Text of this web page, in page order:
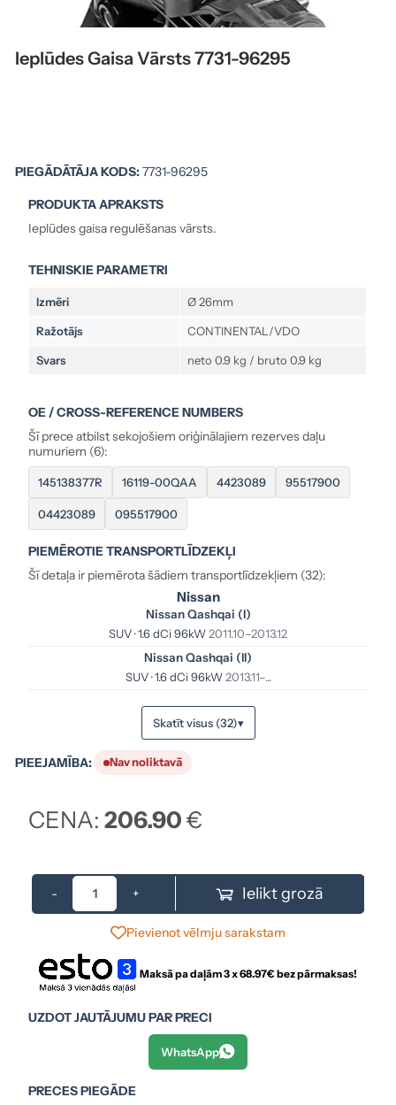
Ieplūdes Gaisa Vārsts 7731-96295
PIEGĀDĀTĀJA KODS:7731-96295
PRODUKTA APRAKSTS
Ieplūdes gaisa regulēšanas vārsts.
TEHNISKIE PARAMETRI
Izmēri Ø 26mm
Ražotājs CONTINENTAL/VDO
Svars neto 0.9 kg / bruto 0.9 kg
OE / CROSS-REFERENCE NUMBERS
Šī prece atbilst sekojošiem oriģinālajiem rezerves daļu
numuriem (6):
145138377R 16119-00QAA 4423089 95517900
04423089 095517900
PIEMĒROTIE TRANSPORTLĪDZEKĻI
Šī detaļa ir piemērota šādiem transportlīdzekļiem (32):
Nissan
Nissan Qashqai (I)
SUV · 1.6 dCi 96kW2011.10–2013.12
Nissan Qashqai (II)
SUV · 1.6 dCi 96kW 2013.11–...
Skatīt visus (32)▾
PIEEJAMĪBA: Nav noliktavā
CENA:206.90€
- + Ielikt grozā
Pievienot vēlmju sarakstam
Maksā pa daļām 3 x68.97€ bez pārmaksas!
UZDOT JAUTĀJUMU PAR PRECI
WhatsApp
PRECES PIEGĀDE